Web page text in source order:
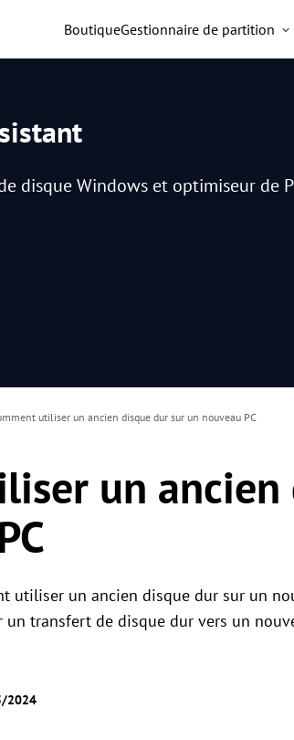
BoutiqueGestionnaire de partition
disque Windows et optimiseur de
utiliser un ancien disque dur sur un nouveau PC
un
utiliser un ancien disque dur sur un
un transfert de disque dur vers un
2024